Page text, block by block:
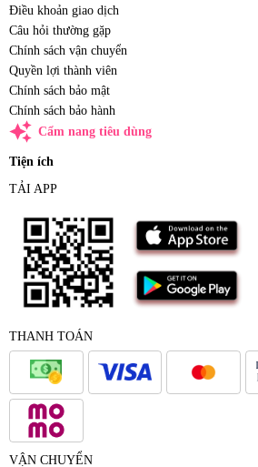
Điều khoản giao dịch
Câu hỏi thường gặp
Chính sách vận chuyển
Quyền lợi thành viên
Chính sách bảo mật
Chính sách bảo hành
auto_awesome Cẩm nang tiêu dùng
Tiện ích
TẢI APP
THANH TOÁN
VẬN CHUYỂN